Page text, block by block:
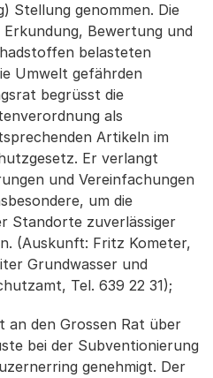
Stellung genommen. Die
Bewertung und
belasteten
Umwelt gefährden
begrüsst die
als
Artikeln im
Er verlangt
und Vereinfachungen
um die
Standorte zuverlässiger
(Auskunft: Fritz Kometer,
Grundwasser und
Tel. 639 22 31);
an den Grossen Rat über
bei der Subventionierung
genehmigt. Der